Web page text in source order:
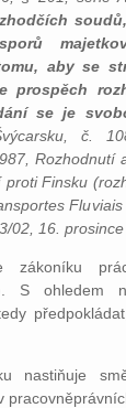
aby se
prospěch
se je
č.
Rozhodnutí
Finsku
02, 16.
zákoníku
. S ohledem
nastiňuje